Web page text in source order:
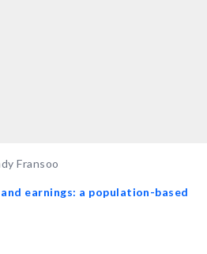
Fransoo
earnings: a population-based